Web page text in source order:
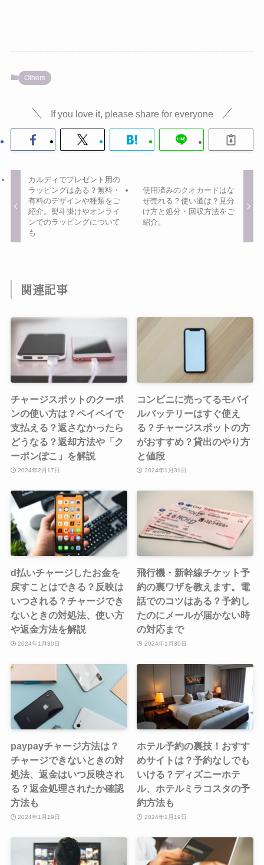
Others
If you love it, please share for everyone
カルディでプレゼント用の
ラッピングはある？無料・
有料のデザインや種類をご
紹介。熨斗掛けやオンライ
ンでのラッピングについて
も
使用済みのクオカードはな
ぜ売れる？使い道は？見分
け方と処分・回収方法をご
紹介。
関連記事
チャージスポットのクーポ
ンの使い方は？ペイペイで
支払える？返さなかったら
どうなる？返却方法や「ク
ーポンぽこ」を解説
2024年2月17日
コンビニに売ってるモバイ
ルバッテリーはすぐ使え
る？チャージスポットの方
がおすすめ？貸出のやり方
と値段
2024年1月31日
d払いチャージしたお金を
戻すことはできる？反映は
いつされる？チャージでき
ないときの対処法、使い方
や返金方法を解説
2024年1月30日
飛行機・新幹線チケット予
約の裏ワザを教えます。電
話でのコツはある？予約し
たのにメールが届かない時
の対応まで
2024年1月30日
paypayチャージ方法は？
チャージできないときの対
処法、返金はいつ反映され
る？返金処理されたか確認
方法も
2024年1月19日
ホテル予約の裏技！おすす
めサイトは？予約なしでも
いける？ディズニーホテ
ル、ホテルミラコスタの予
約方法も
2024年1月19日